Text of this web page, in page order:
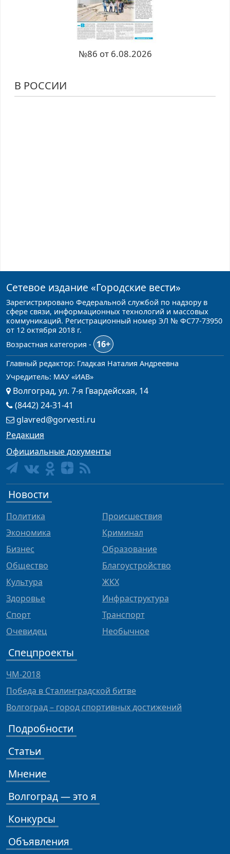
№86 от 6.08.2026
В РОССИИ
Сетевое издание «Городские вести»
Зарегистрировано Федеральной службой по надзору в
сфере связи, информационных технологий и массовых
коммуникаций. Регистрационный номер ЭЛ № ФС77-73950
от 12 октября 2018 г.
Возрастная категория -
16+
Главный редактор: Гладкая Наталия Андреевна
Учредитель: МАУ «ИАВ»
Волгоград, ул. 7-я Гвардейская, 14
(8442) 24-31-41
glavred@gorvesti.ru
Редакция
Официальные документы
Новости
Политика
Экономика
Бизнес
Общество
Культура
Здоровье
Спорт
Очевидец
Происшествия
Криминал
Образование
Благоустройство
ЖКХ
Инфраструктура
Транспорт
Необычное
Спецпроекты
ЧМ-2018
Победа в Сталинградской битве
Волгоград – город спортивных достижений
Подробности
Статьи
Мнение
Волгоград — это я
Конкурсы
Объявления